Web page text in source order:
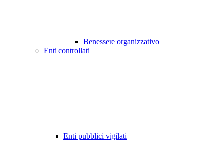
Benessere organizzativo
Enti controllati
Enti pubblici vigilati